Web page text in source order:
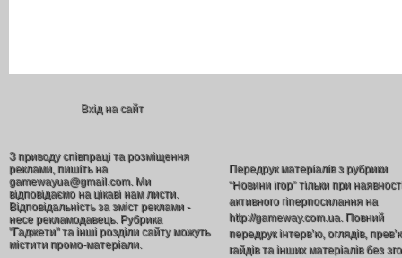
Вхід на сайт
З приводу співпраці та розміщення
реклами, пишіть на
gamewayua@gmail.com. Ми
відповідаємо на цікаві нам листи.
Відповідальність за зміст реклами -
несе рекламодавець. Рубрика
"Гаджети" та інші розділи сайту можуть
містити промо-матеріали.
Передрук матеріалів з рубрики
“Новини ігор” тільки при
активного гіперпосилання на
http://gameway.com.ua. Повний
передрук інтерв’ю, оглядів,
гайдів та інших матеріалів без